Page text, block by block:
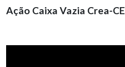
Ação Caixa Vazia Crea-CE